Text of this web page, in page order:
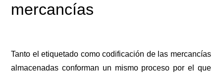
mercancías
Tanto el etiquetado como codificación de las mercancías
almacenadas conforman un mismo proceso por el que